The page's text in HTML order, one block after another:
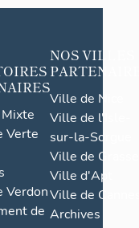
Verte
Verdon
de
NOS VILLES
Ville de Nice
Ville de l'Isle-
sur-la-Sorgue
Ville de Grasse
Ville d'Apt
Ville de
Archives